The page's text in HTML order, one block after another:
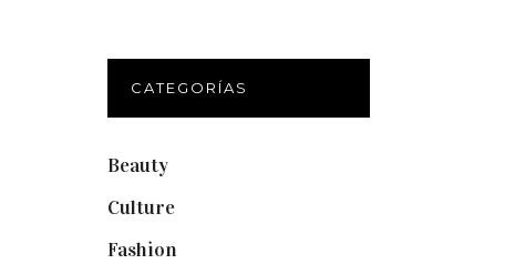
CATEGORÍAS
Beauty(250)
Culture(132)
Fashion